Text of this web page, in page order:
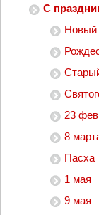
С
Новый
23
8
Пасха
1 мая
9 мая